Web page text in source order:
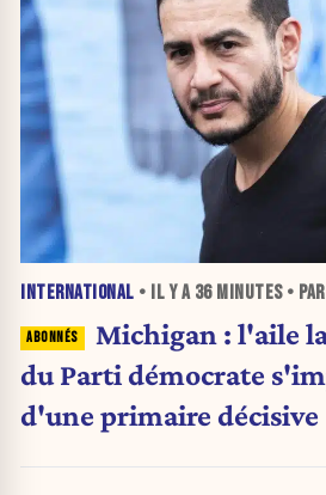
INTERNATIONAL • IL Y A 36 MINUTES•
Michigan : l'aile
du Parti démocrate
d'une primaire décisive